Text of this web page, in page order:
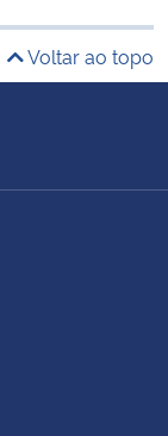
Voltar ao topo